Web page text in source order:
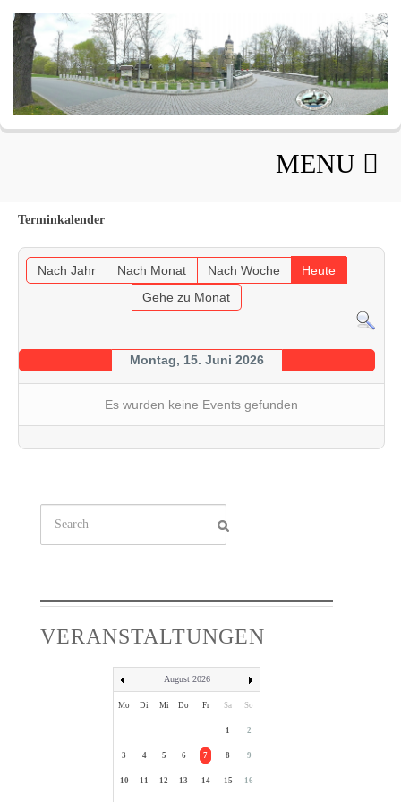
MENU
Terminkalender
Nach Jahr Nach Monat Nach Woche
Heute
Gehe zu Monat
Montag, 15. Juni 2026
Es wurden keine Events gefunden
VERANSTALTUNGEN
August 2026
Mo Di Mi Do Fr Sa So
1 2
3 4 5 6 7 8 9
10 11 12 13 14 15 16